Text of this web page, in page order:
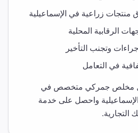
منتجات زراعية في الإسماعيلية
الرقابية المحلية
وتجنب التأخير
في التعامل
مخلص جمركي متخصص في
الإسماعيلية واحصل على خدمة
التجارية.